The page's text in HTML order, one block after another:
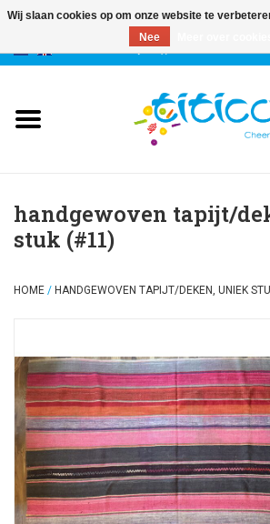
etuis & tassen
accessoires
feesten
nieuw
sale
handgewoven tapijt/
stuk (#11)
HOME / HANDGEWOVEN TAPIJT/DEKEN, UNIEK
Wij slaan cookies op om onze website te
Nee